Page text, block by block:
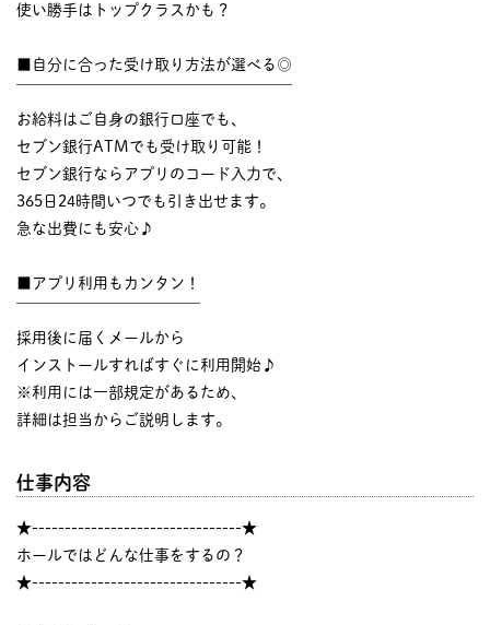
使い勝手はトップクラスかも？
■自分に合った受け取り方法が選べる◎
お給料はご自身の銀行口座でも、
セブン銀行ATMでも受け取り可能！
セブン銀行ならアプリのコード入力で、
365日24時間いつでも引き出せます。
急な出費にも安心♪
■アプリ利用もカンタン！
採用後に届くメールから
インストールすればすぐに利用開始♪
※利用には一部規定があるため、
詳細は担当からご説明します。
仕事内容
★--------------------------------★
ホールではどんな仕事をするの？
★--------------------------------★